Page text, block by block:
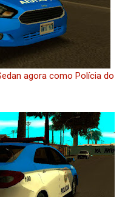
agora como Polícia do